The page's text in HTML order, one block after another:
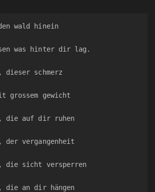
wald hinein
was hinter dir lag.
dieser schmerz
grossem gewicht
die auf dir ruhen
der vergangenheit
die sicht versperren
die an dir hängen